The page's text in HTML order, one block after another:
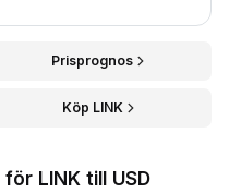
Prisprognos
Köp LINK
LINK till USD